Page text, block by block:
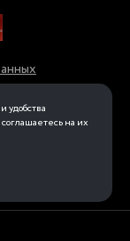
удобства
на их